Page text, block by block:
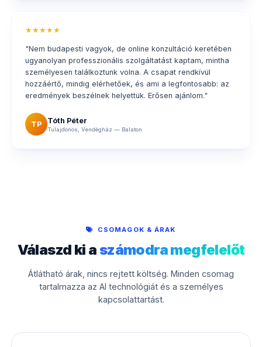
★★★★★
"Nem budapesti vagyok, de online konzultáció keretében
ugyanolyan professzionális szolgáltatást kaptam, mintha
személyesen találkoztunk volna. A csapat rendkívül
hozzáértő, mindig elérhetőek, és ami a legfontosabb: az
eredmények beszélnek helyettük. Erősen ajánlom."
TP Tóth Péter
Tulajdonos, Vendégház — Balaton
CSOMAGOK & ÁRAK
Válaszd ki a számodra megfelelőt
Átlátható árak, nincs rejtett költség. Minden csomag
tartalmazza az AI technológiát és a személyes
kapcsolattartást.